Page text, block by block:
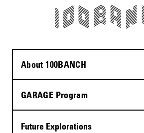
About 100BANCH
GARAGE Program
Future Explorations